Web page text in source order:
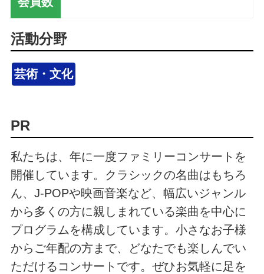
活動分野
芸術・文化
PR
私たちは、年に一度ファミリーコンサートを
開催しています。クラシックの名曲はもちろ
ん、J-POPや映画音楽など、幅広いジャンル
から多くの方に親しまれている楽曲を中心に
プログラムを構成しています。小さなお子様
からご年配の方まで、どなたでも楽しんでい
ただけるコンサートです。ぜひお気軽に足を